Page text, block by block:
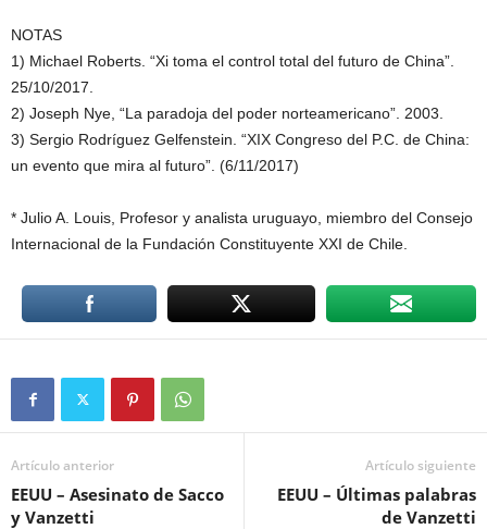
NOTAS
1) Michael Roberts. “Xi toma el control total del futuro de China”.
25/10/2017.
2) Joseph Nye, “La paradoja del poder norteamericano”. 2003.
3) Sergio Rodríguez Gelfenstein. “XIX Congreso del P.C. de China:
un evento que mira al futuro”. (6/11/2017)
* Julio A. Louis, Profesor y analista uruguayo, miembro del Consejo
Internacional de la Fundación Constituyente XXI de Chile.
Artículo anterior
EEUU – Asesinato de Sacco
y Vanzetti
Artículo siguiente
EEUU – Últimas palabras
de Vanzetti